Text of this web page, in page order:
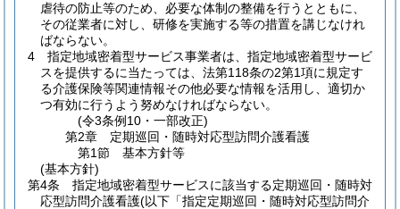
虐待の防止等のため、必要な体制の整備を行うとともに、
その従業者に対し、研修を実施する等の措置を講じなけれ
ばならない。
4
指定地域密着型サービス事業者は、指定地域密着型サービ
スを提供するに当たっては、法第118条の2第1項に規定す
る介護保険等関連情報その他必要な情報を活用し、適切か
つ有効に行うよう努めなければならない。
(令3条例10・一部改正)
第2章
定期巡回・随時対応型訪問介護看護
第1節
基本方針等
(基本方針)
第4条
指定地域密着型サービスに該当する定期巡回・随時対
応型訪問介護看護(以下「指定定期巡回・随時対応型訪問介